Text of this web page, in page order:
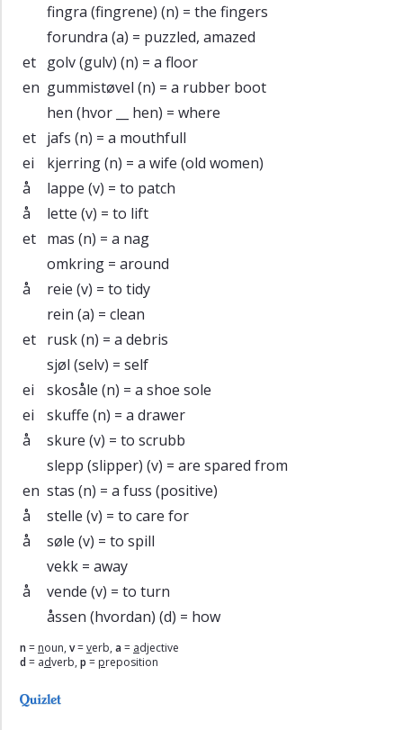
fingra (fingrene) (n) = the fingers
forundra (a) = puzzled, amazed
et golv (gulv) (n) = a floor
en gummistøvel (n) = a rubber boot
hen (hvor __ hen) = where
et jafs (n) = a mouthfull
ei
kjerring(n) = a wife (old women)
å
lappe (v) = to patch
å
lette (v) = to lift
et mas (n) = a nag
omkring = around
å
reie (v) = to tidy
rein (a) = clean
et rusk(n) = a debris
sjøl (selv) = self
ei
skosåle (n) = a shoe sole
ei
skuffe (n) = a drawer
å
skure (v) = to scrubb
slepp (slipper) (v) = are spared from
en stas (n) = a fuss (positive)
å
stelle (v) = to care for
å
søle (v) = to spill
vekk = away
å
vende (v) = to turn
åssen (hvordan) (d) = how
n= noun, v=verb, a= adjective
d= adverb, p = preposition